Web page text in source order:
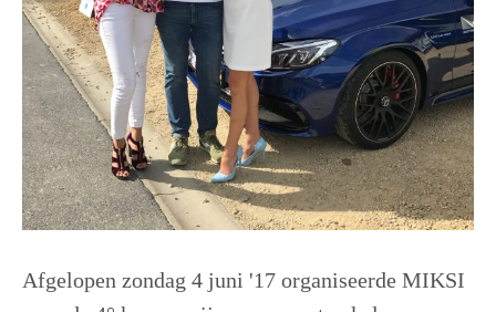
Afgelopen zondag 4 juni '17 organiseerde MIKSI